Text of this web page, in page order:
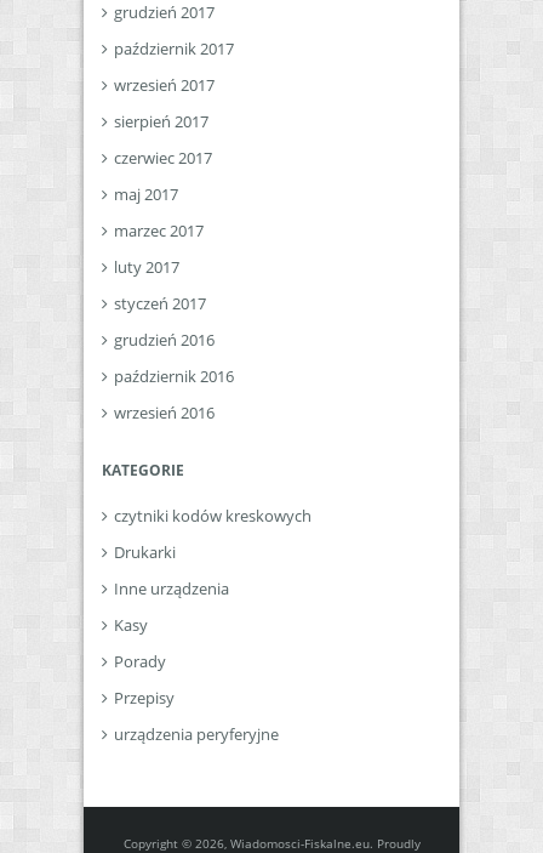
grudzień 2017
październik 2017
wrzesień 2017
sierpień 2017
czerwiec 2017
maj 2017
marzec 2017
luty 2017
styczeń 2017
grudzień 2016
październik 2016
wrzesień 2016
KATEGORIE
czytniki kodów kreskowych
Drukarki
Inne urządzenia
Kasy
Porady
Przepisy
urządzenia peryferyjne
Copyright © 2026, Wiadomosci-Fiskalne.eu. Proudly